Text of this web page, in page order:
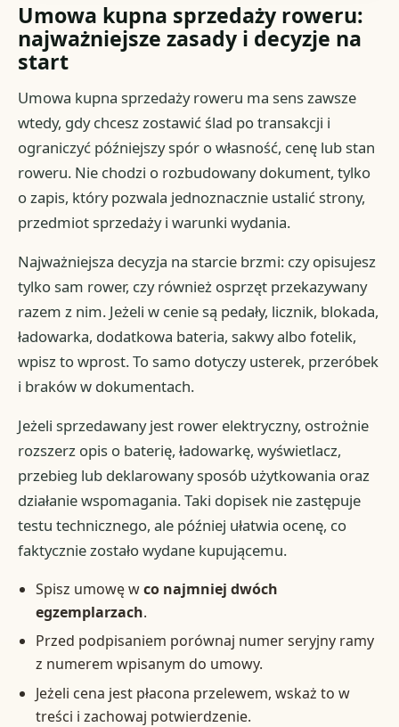
Umowa kupna sprzedaży roweru:
najważniejsze zasady i decyzje na
start
Umowa kupna sprzedaży roweru ma sens zawsze
wtedy, gdy chcesz zostawić ślad po transakcji i
ograniczyć późniejszy spór o własność, cenę lub stan
roweru. Nie chodzi o rozbudowany dokument, tylko
o zapis, który pozwala jednoznacznie ustalić strony,
przedmiot sprzedaży i warunki wydania.
Najważniejsza decyzja na starcie brzmi: czy opisujesz
tylko sam rower, czy również osprzęt przekazywany
razem z nim. Jeżeli w cenie są pedały, licznik, blokada,
ładowarka, dodatkowa bateria, sakwy albo fotelik,
wpisz to wprost. To samo dotyczy usterek, przeróbek
i braków w dokumentach.
Jeżeli sprzedawany jest rower elektryczny, ostrożnie
rozszerz opis o baterię, ładowarkę, wyświetlacz,
przebieg lub deklarowany sposób użytkowania oraz
działanie wspomagania. Taki dopisek nie zastępuje
testu technicznego, ale później ułatwia ocenę, co
faktycznie zostało wydane kupującemu.
Spisz umowę wco najmniej dwóch
egzemplarzach.
Przed podpisaniem porównaj numer seryjny ramy
z numerem wpisanym do umowy.
Jeżeli cena jest płacona przelewem, wskaż to w
treści i zachowaj potwierdzenie.